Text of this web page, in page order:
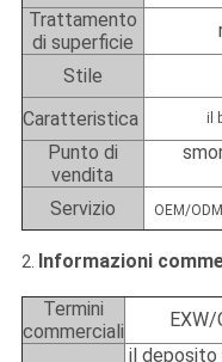
Trattamento
di superficie
Stile
Caratteristica
il
Punto di
vendita
Servizio
OEM/ODM
2. Informazioni
Termini
commerciali
il deposito